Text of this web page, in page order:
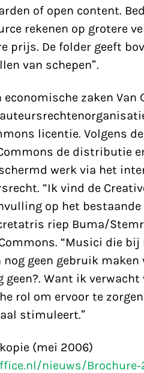
of open content.
rekenen op grotere
prijs. De folder geeft
van schepen”.
zaken Van
licentie. Volgens
de distributie
werk via het
“Ik vind de
op het
riep Buma/
“Musici die
geen gebruik maken
geen?. Want ik
rol om ervoor te
stimuleert.”
(mei 2006)
nieuws/Brochure-